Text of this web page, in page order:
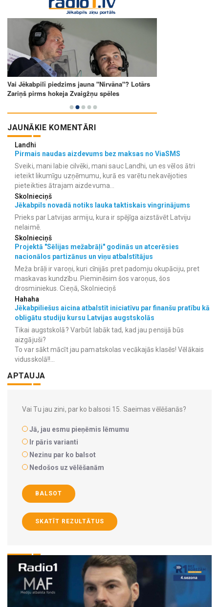
JAUNĀKIE KOMENTĀRI
Landhi
Pirmais naudas aizdevums bez maksas no ViaSMS
Sveiki, mani labie cilvēki, mani sauc Landhi, un es vēlos ātri
ieteikt likumīgu uzņēmumu, kurā es varētu nekavējoties
pieteikties ātrajam aizdevuma...
Skolnieciņš
Jēkabpils novadā notiks lauka taktiskais vingrinājums
Prieks par Latvijas armiju, kura ir spējīga aizstāvēt Latviju
nelaimē.
Skolnieciņš
Projektā "Sēlijas mežabrāļi" godinās un atcerēsies
nacionālos partizānus un viņu atbalstītājus
Meža brāļi ir varoņi, kuri cīnijās pret padomju okupāciju, pret
maskavas kundzību. Pieminēsim šos varoņus, šos
drosminiekus. Cieņā, Skolnieciņš
Hahaha
Jēkabpiliešus aicina atbalstīt iniciatīvu par finanšu pratību kā
obligātu studiju kursu Latvijas augstskolās
Tikai augstskolā? Varbūt labāk tad, kad jau pensijā būs
aizgājuši?
To var sākt mācīt jau pamatskolas vecākajās klasēs! Vēlākais
vidusskolā!!...
APTAUJA
Vai Tu jau zini, par ko balsosi 15. Saeimas vēlēšanās?
Jā, jau esmu pieņēmis lēmumu
Ir pāris varianti
Nezinu par ko balsot
Nedošos uz vēlēšanām
BALSOT
SKATĪT REZULTĀTUS